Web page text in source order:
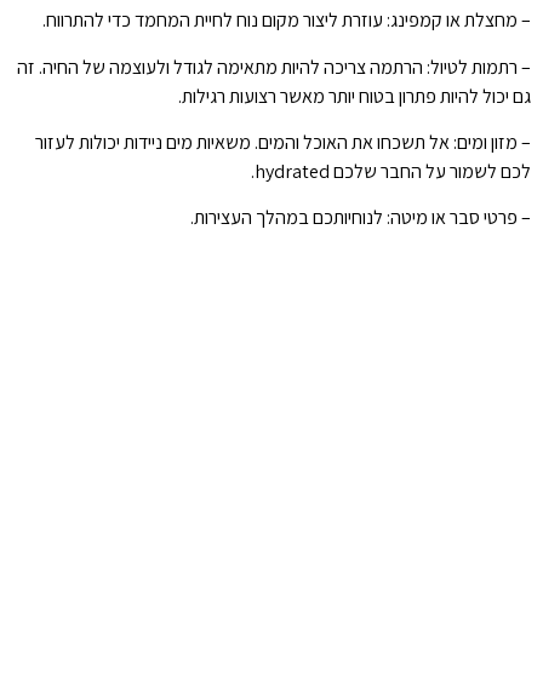
– מחצלת או קמפינג: עוזרת ליצור מקום נוח לחיית המחמד כדי להתרווח.
– רתמות לטיול: הרתמה צריכה להיות מתאימה לגודל ולעוצמה של החיה. זה
גם יכול להיות פתרון בטוח יותר מאשר רצועות רגילות.
– מזון ומים: אל תשכחו את האוכל והמים. משאיות מים ניידות יכולות לעזור
לכם לשמור על החבר שלכם hydrated.
– פרטי סבר או מיטה: לנוחיותכם במהלך העצירות.